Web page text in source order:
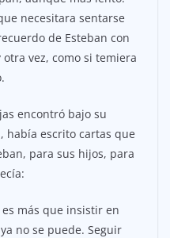
necesitara sentarse
de Esteban con
vez, como si temiera
encontró bajo su
había escrito cartas que
para sus hijos, para
más que insistir en
no se puede. Seguir